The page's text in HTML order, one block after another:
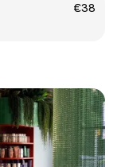
€38